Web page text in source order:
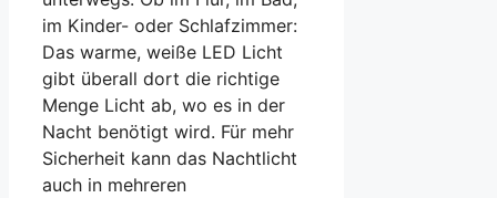
im Kinder- oder Schlafzimmer:
Das warme, weiße LED Licht
gibt überall dort die richtige
Menge Licht ab, wo es in der
Nacht benötigt wird. Für mehr
Sicherheit kann das Nachtlicht
auch in mehreren